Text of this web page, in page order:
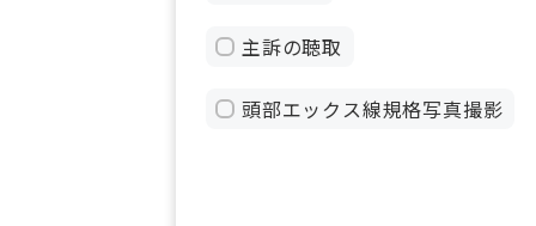
主訴の聴取
頭部エックス線規格写真撮影